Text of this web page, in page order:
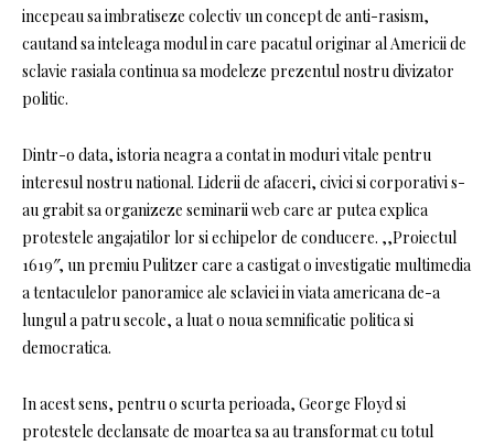
incepeau sa imbratiseze colectiv un concept de anti-rasism,
cautand sa inteleaga modul in care pacatul originar al Americii de
sclavie rasiala continua sa modeleze prezentul nostru divizator
politic.
Dintr-o data, istoria neagra a contat in moduri vitale pentru
interesul nostru national. Liderii de afaceri, civici si corporativi s-
au grabit sa organizeze seminarii web care ar putea explica
protestele angajatilor lor si echipelor de conducere. ,,Proiectul
1619″, un premiu Pulitzer care a castigat o investigatie multimedia
a tentaculelor panoramice ale sclaviei in viata americana de-a
lungul a patru secole, a luat o noua semnificatie politica si
democratica.
In acest sens, pentru o scurta perioada, George Floyd si
protestele declansate de moartea sa au transformat cu totul